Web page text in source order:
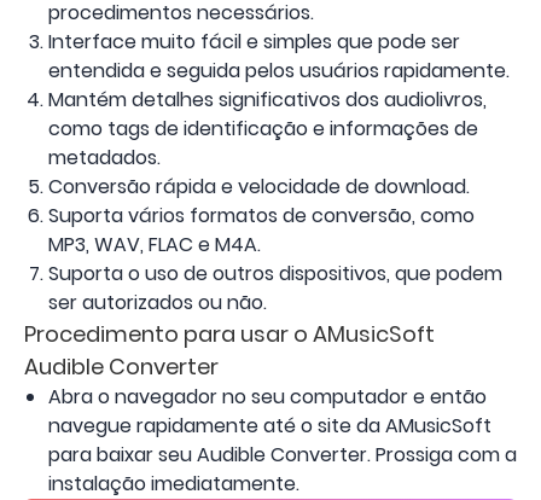
procedimentos necessários.
Interface muito fácil e simples que pode ser
entendida e seguida pelos usuários rapidamente.
Mantém detalhes significativos dos audiolivros,
como tags de identificação e informações de
metadados.
Conversão rápida e velocidade de download.
Suporta vários formatos de conversão, como
MP3, WAV, FLAC e M4A.
Suporta o uso de outros dispositivos, que podem
ser autorizados ou não.
Procedimento para usar o AMusicSoft
Audible Converter
Abra o navegador no seu computador e então
navegue rapidamente até o site da AMusicSoft
para baixar seu Audible Converter. Prossiga com a
instalação imediatamente.